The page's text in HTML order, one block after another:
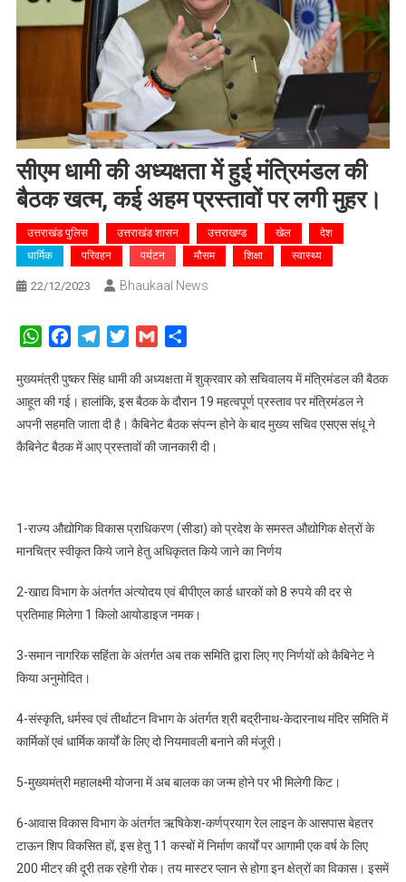
सीएम धामी की अध्यक्षता में हुई मंत्रिमंडल की
बैठक खत्म, कई अहम प्रस्तावों पर लगी मुहर।
उत्तराखंड पुलिस उत्तराखंड शासन उत्तराखण्ड खेल
देश
धार्मिक
परिवहन पर्यटन मौसम शिक्षा स्वास्थ्य
22/12/2023 Bhaukaal News
WhatsAppFacebookTelegramTwitterGmail
मुख्यमंत्री पुष्कर सिंह धामी की अध्यक्षता में शुक्रवार को सचिवालय में मंत्रिमंडल की बैठक
आहूत की गई। हालांकि, इस बैठक के दौरान 19 महत्वपूर्ण प्रस्ताव पर मंत्रिमंडल ने
अपनी सहमति जाता दी है। कैबिनेट बैठक संपन्न होने के बाद मुख्य सचिव एसएस संधू ने
कैबिनेट बैठक में आए प्रस्तावों की जानकारी दी।
1-राज्य औद्योगिक विकास प्राधिकरण (सीडा) को प्रदेश के समस्त औद्योगिक क्षेत्रों के
मानचित्र स्वीकृत किये जाने हेतु अधिकृतत किये जाने का निर्णय
2-खाद्य विभाग के अंतर्गत अंत्योदय एवं बीपीएल कार्ड धारकों को 8 रुपये की दर से
प्रतिमाह मिलेगा 1 किलो आयोडाइज नमक।
3-समान नागरिक सहिंता के अंतर्गत अब तक समिति द्वारा लिए गए निर्णयों को कैबिनेट ने
किया अनुमोदित।
4-संस्कृति, धर्मस्व एवं तीर्थाटन विभाग के अंतर्गत श्री बद्रीनाथ-केदारनाथ मंदिर समिति में
कार्मिकों एवं धार्मिक कार्यों के लिए दो नियमावली बनाने की मंजूरी।
5-मुख्यमंत्री महालक्ष्मी योजना में अब बालक का जन्म होने पर भी मिलेगी किट।
6-आवास विकास विभाग के अंतर्गत ऋषिकेश-कर्णप्रयाग रेल लाइन के आसपास बेहतर
टाऊन शिप विकसित हों, इस हेतु 11 कस्बों में निर्माण कार्यों पर आगामी एक वर्ष के लिए
200 मीटर की दूरी तक रहेगी रोक। तय मास्टर प्लान से होगा इन क्षेत्रों का विकास। इसमें